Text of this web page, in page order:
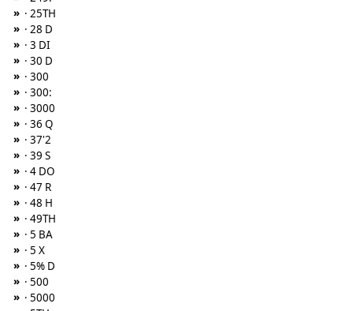
» · 25TH
» · 28 D
» · 3 DI
» · 30 D
» · 300
» · 300:
» · 3000
» · 36 Q
» · 37'2
» · 39 S
» · 4 DO
» · 47 R
» · 48 H
» · 49TH
» · 5 BA
» · 5 X
» · 5% D
» · 500
» · 5000